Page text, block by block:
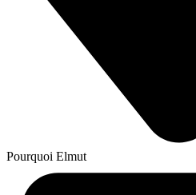
Pourquoi Elmut